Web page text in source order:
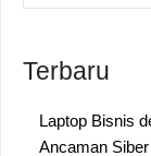
Terbaru
Laptop Bisnis
Ancaman Siber